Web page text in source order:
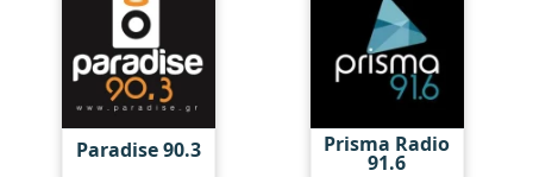
Paradise 90.3 Prisma Radio
91.6